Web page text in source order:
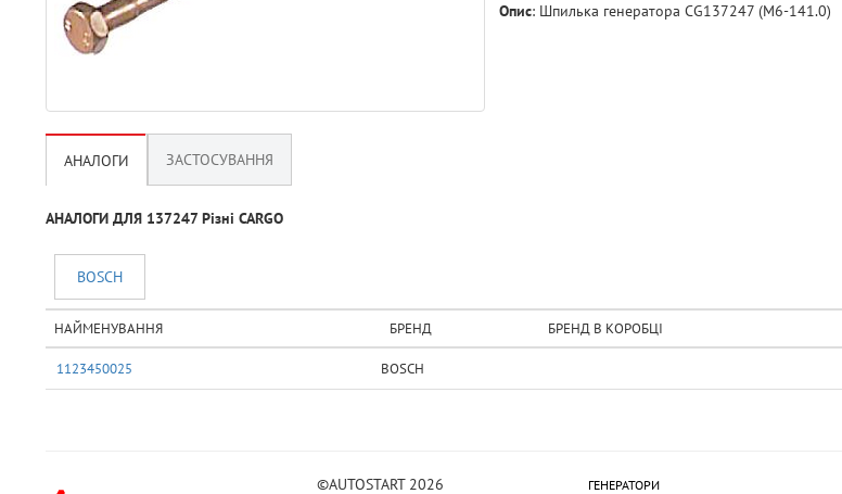
Опис: Шпилька генератора CG137247 (M6-141.0)
АНАЛОГИ ЗАСТОСУВАННЯ
АНАЛОГИ ДЛЯ 137247 Рiзнi CARGO
BOSCH
НАЙМЕНУВАННЯ БРЕНД БРЕНД В КОРОБЦІ
1123450025 BOSCH
©AUTOSTART 2026 ГЕНЕРАТОРИ